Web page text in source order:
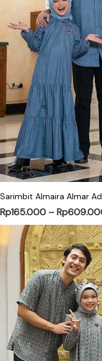
Sarimbit Almaira Almar
Rp165.000 –Rp